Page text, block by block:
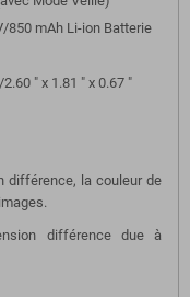
850 mAh Li-ion Batterie
" x 1.81 " x 0.67 "
différence, la couleur de
différence due à